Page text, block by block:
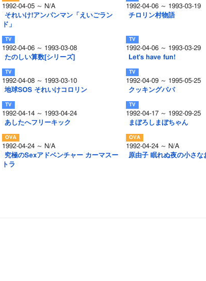
1992-04-05 ～ N/A
それいけ!アンパンマン「えいごラン
ド」
1992-04-06 ～ 1993-03-19
チロリン村物語
1992-04-06 ～ 1993-03-08
たのしい算数[シリーズ]
1992-04-06 ～ 1993-03-29
Let's have fun!
1992-04-08 ～ 1993-03-10
地球SOS それいけコロリン
1992-04-09 ～ 1995-05-25
クッキングパパ
1992-04-14 ～ 1993-04-24
あしたへフリーキック
1992-04-17 ～ 1992-09-25
まぼろしまぼちゃん
1992-04-24 ～ N/A
究極のSexアドベンチャー カーマスー
トラ
1992-04-24 ～ N/A
原由子 眠れぬ夜の小さな